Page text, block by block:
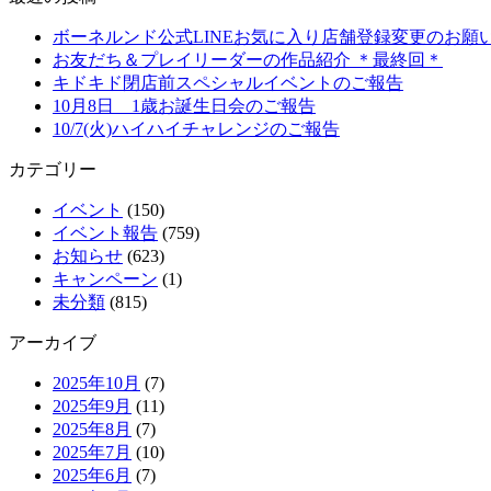
ボーネルンド公式LINEお気に入り店舗登録変更のお願
お友だち＆プレイリーダーの作品紹介 ＊最終回＊
キドキド閉店前スペシャルイベントのご報告
10月8日 1歳お誕生日会のご報告
10/7(火)ハイハイチャレンジのご報告
カテゴリー
イベント (150)
イベント報告 (759)
お知らせ (623)
キャンペーン (1)
未分類 (815)
アーカイブ
2025年10月 (7)
2025年9月 (11)
2025年8月 (7)
2025年7月 (10)
2025年6月 (7)